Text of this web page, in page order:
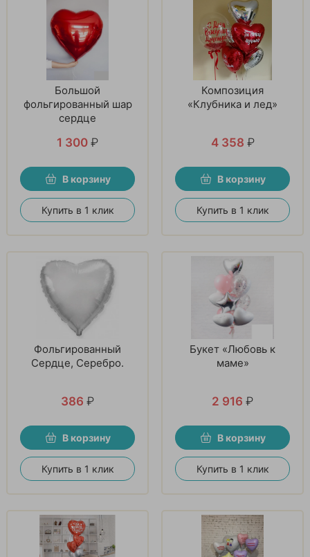
Большой
фольгированный шар
сердце
1 300 ₽
В корзину
Купить в 1 клик
Композиция
«Клубника и лед»
4 358 ₽
В корзину
Купить в 1 клик
Фольгированный
Сердце, Серебро.
386 ₽
В корзину
Купить в 1 клик
Букет «Любовь к
маме»
2 916 ₽
В корзину
Купить в 1 клик